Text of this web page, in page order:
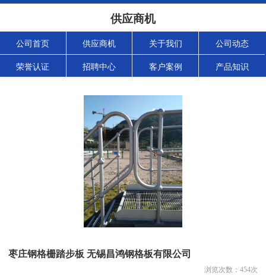
供应商机
公司首页 供应商机 关于我们 公司动态
荣誉认证 招聘中心 客户案例 产品知识
枣庄钢格栅踏步板 无锡昌鸿钢格板有限公司
浏览次数： 454次